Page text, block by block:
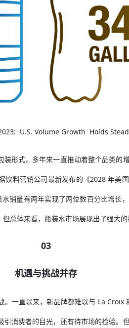
2023: U.S. Volume Growth Holds
形式，多年来一直推动着整个品类的
料营销公司最新发布的《2028 年美
销量有两年实现了两位数百分比增长
总体来看，瓶装水市场展现出了强大的
03
机遇与挑战并存
一直以来，新品牌都难以与 La
消费者的目光，还有待市场的检验。